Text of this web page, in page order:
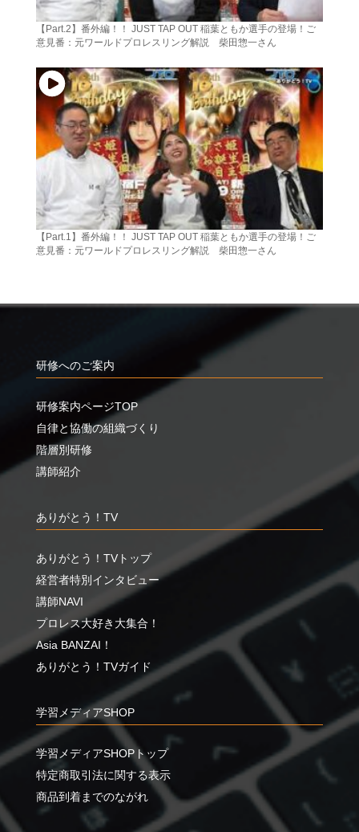
【Part.2】番外編！！ JUST TAP OUT 稲葉ともか選手の登場！ご
意見番：元ワールドプロレスリング解説 柴田惣一さん
【Part.1】番外編！！ JUST TAP OUT 稲葉ともか選手の登場！ご
意見番：元ワールドプロレスリング解説 柴田惣一さん
研修へのご案内
研修案内ページTOP
自律と協働の組織づくり
階層別研修
講師紹介
ありがとう！TV
ありがとう！TVトップ
経営者特別インタビュー
講師NAVI
プロレス大好き大集合！
Asia BANZAI！
ありがとう！TVガイド
学習メディアSHOP
学習メディアSHOPトップ
特定商取引法に関する表示
商品到着までのながれ